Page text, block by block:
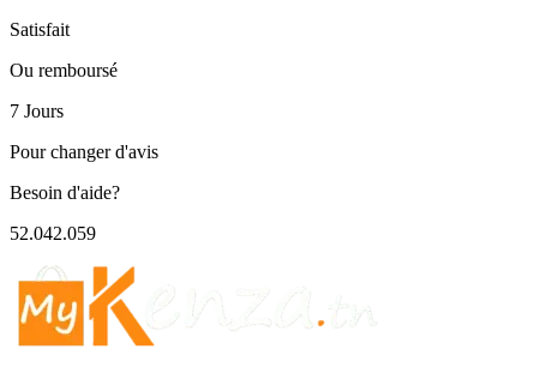
Satisfait
Ou remboursé
7 Jours
Pour changer d'avis
Besoin d'aide?
52.042.059